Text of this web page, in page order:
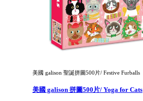
美國 galison 聖誕拼圖500片/ Festive Furballs
美國 galison 拼圖500片/ Yoga for Cats